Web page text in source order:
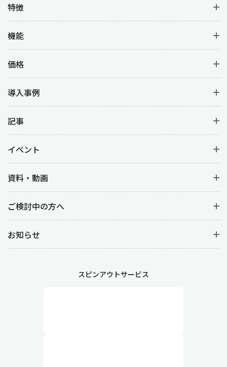
特徴
機能
価格
導入事例
記事
イベント
資料・動画
ご検討中の方へ
お知らせ
スピンアウトサービス